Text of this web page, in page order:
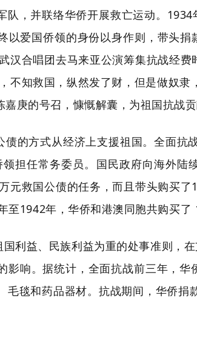
队，并联络华侨开展救亡运动。
以爱国侨领的身份以身作则，带头
汉合唱团去马来亚公演筹集抗战经
不知救国，纵然发了财，但是做奴
庚的号召，慷慨解囊，为祖国抗战贡
的方式从经济上支援祖国。全面抗
担任常务委员。国民政府向海外
元救国公债的任务，而且带头购买
1942年，华侨和港澳同胞共购买了
利益、民族利益为重的处事准则，
影响。据统计，全面抗战前三年，
毛毯和药品器材。抗战期间，华侨